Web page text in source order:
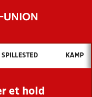
Hvad vil du søge efter?
OG NYHEDER
KLUBBER OG
SPILLESTED KAMP
et hold